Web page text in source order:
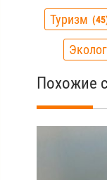
Туризм 45
Похожие